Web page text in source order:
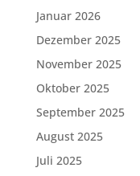
Januar 2026
Dezember 2025
November 2025
Oktober 2025
September 2025
August 2025
Juli 2025